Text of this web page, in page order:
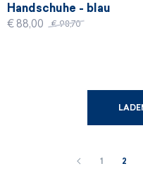
Handschuhe - blau
€ 88,00 € 98,70
1 2